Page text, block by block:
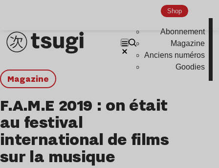
Shop
Abonnement
Magazine
Anciens numéros
Goodies
magazine
F.A.M.E 2019 : on était
au festival
international de films
sur la musique